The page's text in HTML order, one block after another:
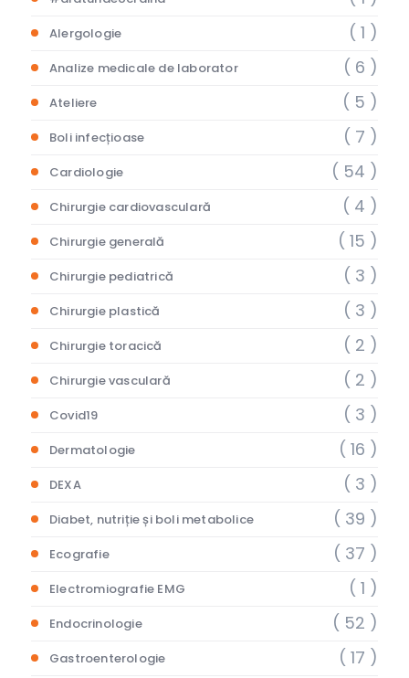
Alergologie ( 1 )
Analize medicale de laborator ( 6 )
Ateliere ( 5 )
Boli infecțioase ( 7 )
Cardiologie ( 54 )
Chirurgie cardiovasculară ( 4 )
Chirurgie generală ( 15 )
Chirurgie pediatrică ( 3 )
Chirurgie plastică ( 3 )
Chirurgie toracică ( 2 )
Chirurgie vasculară ( 2 )
Covid19 ( 3 )
Dermatologie ( 16 )
DEXA ( 3 )
Diabet, nutriție și boli metabolice ( 39 )
Ecografie ( 37 )
Electromiografie EMG ( 1 )
Endocrinologie ( 52 )
Gastroenterologie ( 17 )